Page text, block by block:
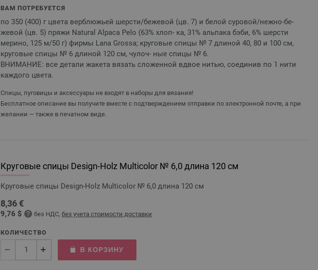
ВАМ ПОТРЕБУЕТСЯ
по 350 (400) г цвета верблюжьей шерсти/бежевой (цв. 7) и белой суровой/нежно-бе-
жевой (цв. 5) пряжи Natural Alpaca Pelo (63% хлоп- ка, 31% альпака бэби, 6% шерсти
мерино, 125 м/50 г) фирмы Lana Grossa; круговые спицы № 7 длиной 40, 80 и 100 см,
круговые спицы № 6 длиной 120 см, чулоч- ные спицы № 6.
ВНИМАНИЕ: все детали жакета вязать сложенной вдвое нитью, соединив по 1 нити
каждого цвета.
Спицы, пуговицы и аксессуары не входят в наборы для вязания!
Бесплатное описание вы получите вместе с подтверждением отправки по электронной почте, а при
желании — также в печатном виде.
Круговые спицы Design-Holz Multicolor № 6,0 длина 120 см
Круговые спицы Design-Holz Multicolor № 6,0 длина 120 см
8,36 €
9,76 $ без НДС, без учета стоимости доставки
КОЛИЧЕСТВО
В КОРЗИНУ